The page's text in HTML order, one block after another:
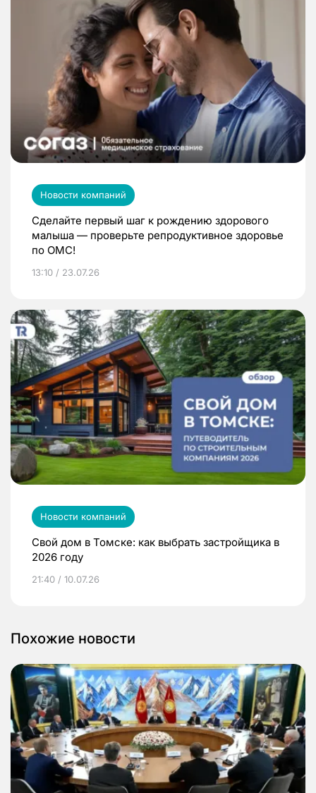
Новости компаний
Сделайте первый шаг к рождению здорового
малыша — проверьте репродуктивное здоровье
по ОМС!
13:10 / 23.07.26
Новости компаний
Свой дом в Томске: как выбрать застройщика в
2026 году
21:40 / 10.07.26
Похожие новости